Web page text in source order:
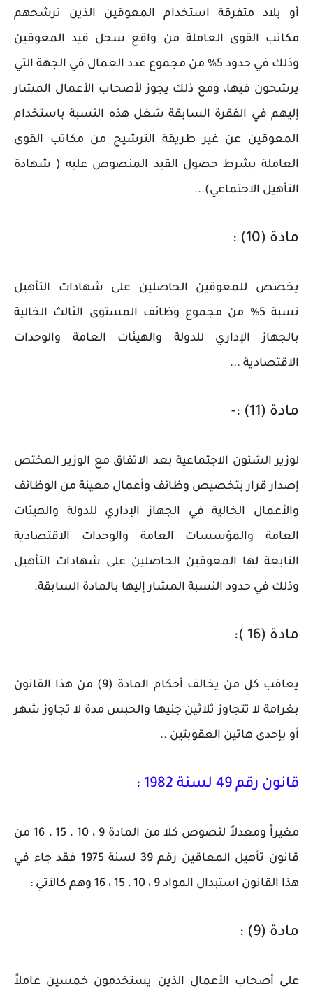
أو بلاد متفرقة استخدام المعوقين الذين ترشحهم
مكاتب القوى العاملة من واقع سجل قيد المعوقين
وذلك في حدود 5% من مجموع عدد العمال في الجهة التي
يرشحون فيها، ومع ذلك يجوز لأصحاب الأعمال المشار
إليهم في الفقرة السابقة شغل هذه النسبة باستخدام
المعوقين عن غير طريقة الترشيح من مكاتب القوى
العاملة بشرط حصول القيد المنصوص عليه ( شهادة
التأهيل الاجتماعي)...
مادة (10) :
يخصص للمعوقين الحاصلين على شهادات التأهيل
نسبة 5% من مجموع وظائف المستوى الثالث الخالية
بالجهاز الإداري للدولة والهيئات العامة والوحدات
الاقتصادية ...
مادة (11) :-
لوزير الشئون الاجتماعية بعد الاتفاق مع الوزير المختص
إصدار قرار بتخصيص وظائف وأعمال معينة من الوظائف
والأعمال الخالية في الجهاز الإداري للدولة والهيئات
العامة والمؤسسات العامة والوحدات الاقتصادية
التابعة لها المعوقين الحاصلين على شهادات التأهيل
وذلك في حدود النسبة المشار إليها بالمادة السابقة.
مادة (16 ):
يعاقب كل من يخالف أحكام المادة (9) من هذا القانون
بغرامة لا تتجاوز ثلاثين جنيها والحبس مدة لا تجاوز شهر
أو بإحدى هاتين العقوبتين ..
قانون رقم 49 لسنة 1982 :
مغيراً ومعدلاً لنصوص كلا من المادة 9 ، 10 ، 15 ، 16 من
قانون تأهيل المعاقين رقم 39 لسنة 1975 فقد جاء في
هذا القانون استبدال المواد 9 ، 10 ، 15 ، 16 وهم كالآتي :
مادة (9) :
على أصحاب الأعمال الذين يستخدمون خمسين عاملاً